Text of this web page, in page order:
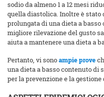
sodio da almeno 1 a 12 mesi
quella diastolica. Inoltre è
prolungata di una dieta a
migliore rilevazione del gusto
aiuta a mantenere una dieta a
Pertanto, vi sonoampie prove
una dieta a basso contenuto di
per la prevenzione e la